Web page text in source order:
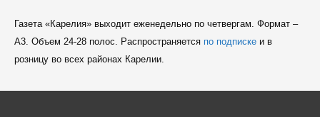
Газета «Карелия» выходит еженедельно по четвергам. Формат –
A3. Объем 24-28 полос. Распространяется по подпискеи в
розницу во всех районах Карелии.